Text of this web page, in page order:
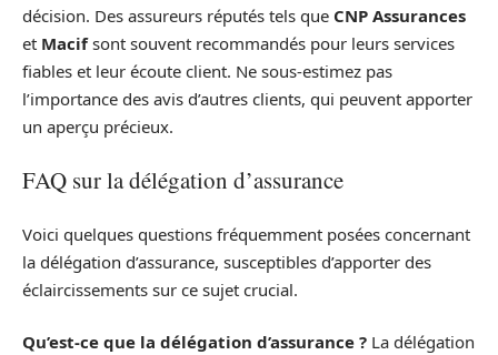
décision. Des assureurs réputés tels que CNP Assurances
et Macifsont souvent recommandés pour leurs services
fiables et leur écoute client. Ne sous-estimez pas
l’importance des avis d’autres clients, qui peuvent apporter
un aperçu précieux.
FAQ sur la délégation d’assurance
Voici quelques questions fréquemment posées concernant
la délégation d’assurance, susceptibles d’apporter des
éclaircissements sur ce sujet crucial.
Qu’est-ce que la délégation d’assurance ? La délégation